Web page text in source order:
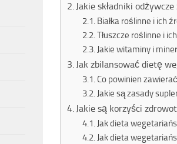
Jakie składniki
Białka roślinne i ich
Tłuszcze roślinne i
Jakie witaminy i
Jak zbilansować dietę
Co powinien
Jakie są zasady
Jakie są korzyści
Jak dieta
Jak dieta